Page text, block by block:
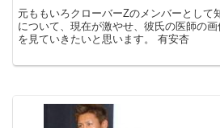
元ももいろクローバーZのメンバーとして
について、現在が激やせ、彼氏の医師の
を見ていきたいと思います。 有安杏